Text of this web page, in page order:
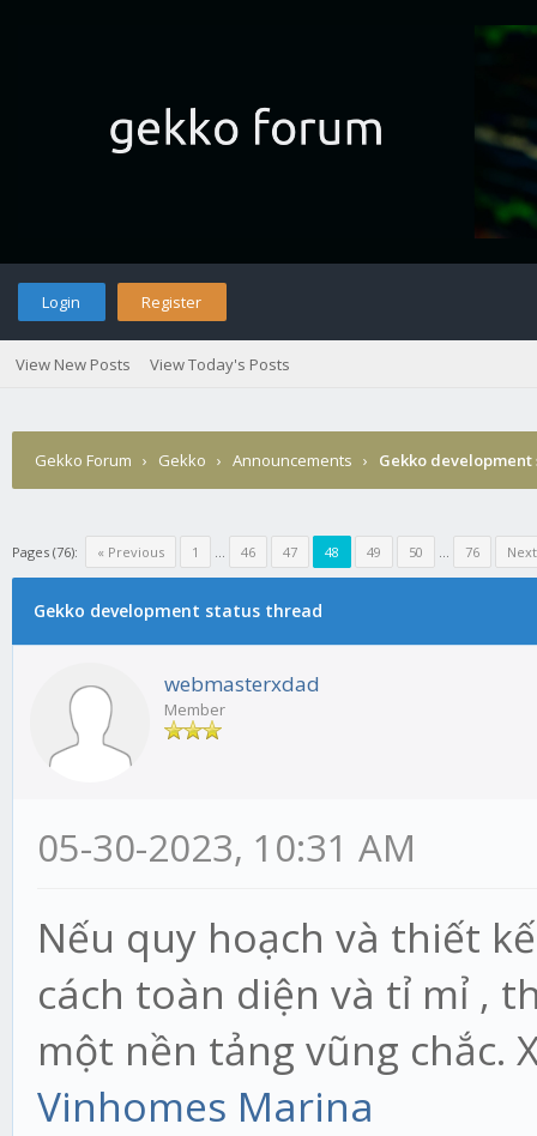
Login Register
View New Posts View Today's Posts
Gekko Forum › Gekko › Announcements › Gekko
Pages (76): « Previous 1 ... 46 47 48 49 50 ... 76
Gekko development status thread
webmasterxdad
Member
05-30-2023, 10:31 AM
Nếu quy hoạch và thiết
cách toàn diện và tỉ mỉ ,
một nền tảng vũng chắc.
Vinhomes Marina